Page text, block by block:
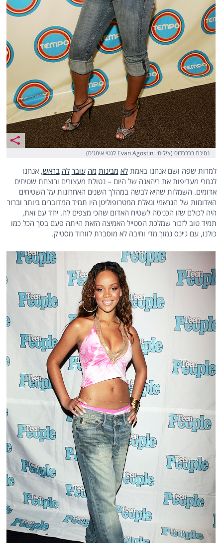
נסיכת ברברדוס (צילום: Evan Agostini לגטי אימג'ס)
למרות שפה ושם אנחנו באמתלא מבינות מה עובר לה בראש, אנחנו
לגמרי מעדיפות את ריהאנה של היום – נטולת מעצורים ורוצחת שטיחים
אדומים. השמלות שהיא לבשה במהלך השנים האחרונות על השטיחים
האדומות של הגראמי וגאלת המטרופוליטן היו תמיד המדוברים ביותר וברור
היה לכולם שזו הכניסה לשטיח האדום שהכי מצפים לה. יחד עם זאת,
תמיד טוב לזכור שמלכת הסטייל האמיצה הזאת הייתה פעם בסך הכל כמו
כולנו, עם ג׳ינס נמוך מדי וחיבה לא מוסברת לוורוד מסטיק.